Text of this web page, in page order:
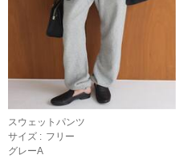
スウェットパンツ
サイズ : フリー
グレーA